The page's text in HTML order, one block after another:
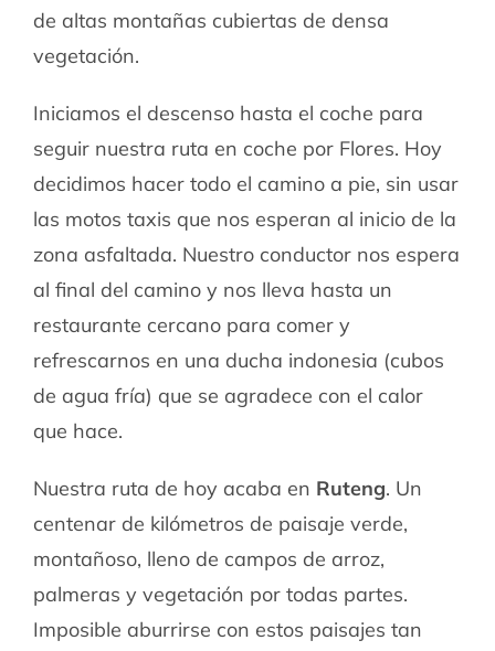
de altas montañas cubiertas de densa
vegetación.
Iniciamos el descenso hasta el coche para
seguir nuestra ruta en coche por Flores. Hoy
decidimos hacer todo el camino a pie, sin usar
las motos taxis que nos esperan al inicio de la
zona asfaltada. Nuestro conductor nos espera
al final del camino y nos lleva hasta un
restaurante cercano para comer y
refrescarnos en una ducha indonesia (cubos
de agua fría) que se agradece con el calor
que hace.
Nuestra ruta de hoy acaba en Ruteng. Un
centenar de kilómetros de paisaje verde,
montañoso, lleno de campos de arroz,
palmeras y vegetación por todas partes.
Imposible aburrirse con estos paisajes tan